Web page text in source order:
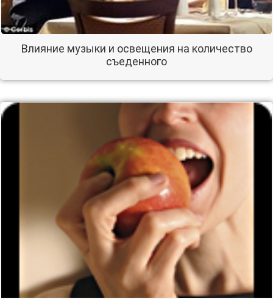
Влияние музыки и освещения на количество
съеденного